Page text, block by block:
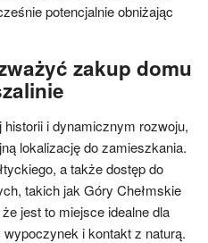
potencjalnie obniżając
zakup domu
i dynamicznym rozwoju,
lokalizację do zamieszkania.
a także dostęp do
takich jak Góry Chełmskie
jest to miejsce idealne dla
i kontakt z naturą.